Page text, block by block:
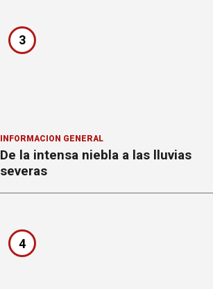
3
INFORMACION GENERAL
De la intensa niebla a las lluvias
severas
4